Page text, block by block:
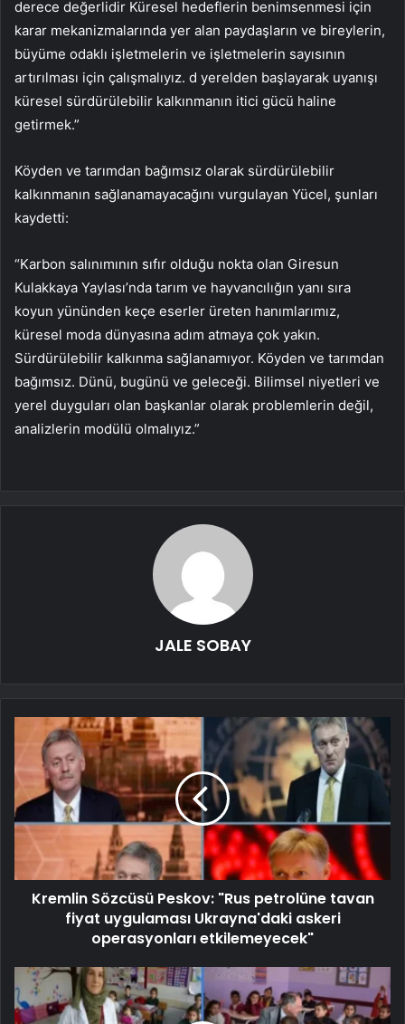
derece değerlidir Küresel hedeflerin benimsenmesi için
karar mekanizmalarında yer alan paydaşların ve bireylerin,
büyüme odaklı işletmelerin ve işletmelerin sayısının
artırılması için çalışmalıyız. d yerelden başlayarak uyanışı
küresel sürdürülebilir kalkınmanın itici gücü haline
getirmek.”
Köyden ve tarımdan bağımsız olarak sürdürülebilir
kalkınmanın sağlanamayacağını vurgulayan Yücel, şunları
kaydetti:
“Karbon salınımının sıfır olduğu nokta olan Giresun
Kulakkaya Yaylası’nda tarım ve hayvancılığın yanı sıra
koyun yününden keçe eserler üreten hanımlarımız,
küresel moda dünyasına adım atmaya çok yakın.
Sürdürülebilir kalkınma sağlanamıyor. Köyden ve tarımdan
bağımsız. Dünü, bugünü ve geleceği. Bilimsel niyetleri ve
yerel duyguları olan başkanlar olarak problemlerin değil,
analizlerin modülü olmalıyız.”
JALE SOBAY
Kremlin Sözcüsü Peskov: "Rus petrolüne tavan
fiyat uygulaması Ukrayna'daki askeri
operasyonları etkilemeyecek"